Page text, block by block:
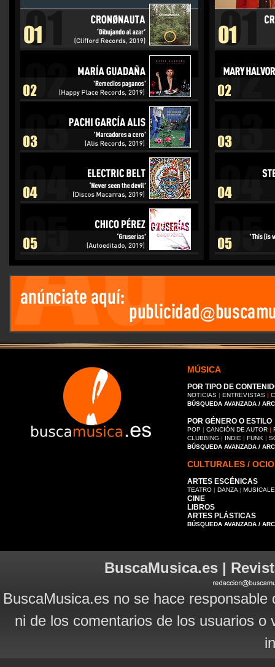
MÚSICA
POR TIPO DE
NOTICIAS | ENTREVISTAS |
BÚSQUEDA AVANZADA /
POR GÉNERO O ESTILO
POP | CANCIÓN DE AUTOR |
CLUBBING | INDIE | FUNK |
BÚSQUEDA AVANZADA /
CULTURALES / OCIO
ARTES ESCÉNICAS
TEATRO | DANZA |
CINE
LIBROS
ARTES PLÁSTICAS
BÚSQUEDA AVANZADA /
BuscaMusica.es |
BuscaMusica.es no se hace
ni de los comentarios de los usuarios